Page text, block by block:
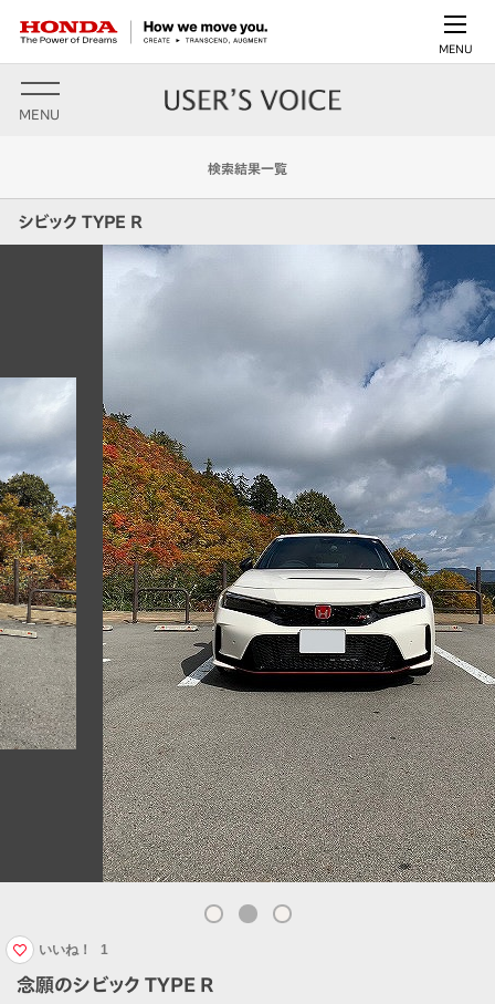
MENU
MENU
検索結果一覧
シビック TYPE R
念願のシビック TYPE R
いいね！ 1